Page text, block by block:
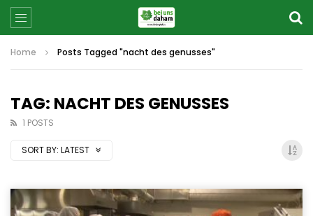
Home Posts Tagged "nacht des genusses"
TAG: NACHT DES GENUSSES
1 POSTS
SORT BY: LATEST